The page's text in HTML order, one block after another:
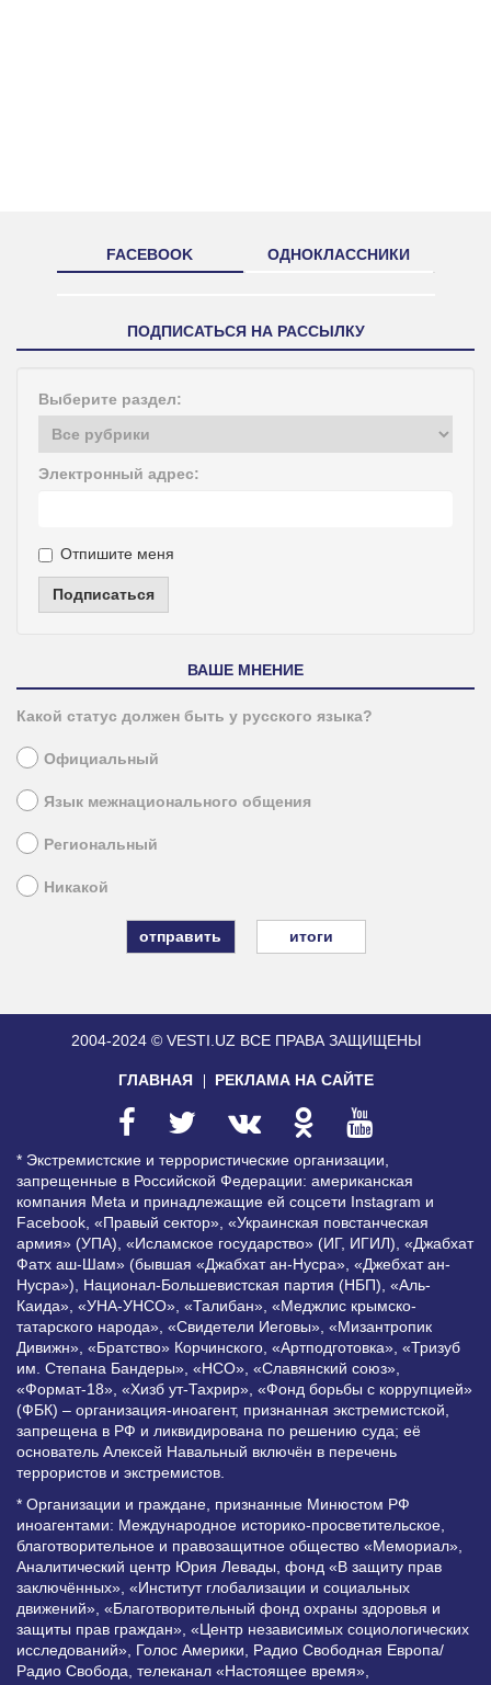
FACEBOOK ОДНОКЛАССНИКИ
ПОДПИСАТЬСЯ НА РАССЫЛКУ
Выберите раздел:
Электронный адрес:
Отпишите меня
Подписаться
ВАШЕ МНЕНИЕ
Какой статус должен быть у русского языка?
Официальный
Язык межнационального общения
Региональный
Никакой
итоги
2004-2024 © VESTI.UZ ВСЕ ПРАВА ЗАЩИЩЕНЫ
ГЛАВНАЯ РЕКЛАМА НА САЙТЕ
* Экстремистские и террористические организации,
запрещенные в Российской Федерации: американская
компания Meta и принадлежащие ей соцсети Instagram и
Facebook, «Правый сектор», «Украинская повстанческая
армия» (УПА), «Исламское государство» (ИГ, ИГИЛ), «Джабхат
Фатх аш-Шам» (бывшая «Джабхат ан-Нусра», «Джебхат ан-
Нусра»), Национал-Большевистская партия (НБП), «Аль-
Каида», «УНА-УНСО», «Талибан», «Меджлис крымско-
татарского народа», «Свидетели Иеговы», «Мизантропик
Дивижн», «Братство» Корчинского, «Артподготовка», «Тризуб
им. Степана Бандеры», «НСО», «Славянский союз»,
«Формат-18», «Хизб ут-Тахрир», «Фонд борьбы с коррупцией»
(ФБК) – организация-иноагент, признанная экстремистской,
запрещена в РФ и ликвидирована по решению суда; её
основатель Алексей Навальный включён в перечень
террористов и экстремистов.
* Организации и граждане, признанные Минюстом РФ
иноагентами: Международное историко-просветительское,
благотворительное и правозащитное общество «Мемориал»,
Аналитический центр Юрия Левады, фонд «В защиту прав
заключённых», «Институт глобализации и социальных
движений», «Благотворительный фонд охраны здоровья и
защиты прав граждан», «Центр независимых социологических
исследований», Голос Америки, Радио Свободная Европа/
Радио Свобода, телеканал «Настоящее время»,